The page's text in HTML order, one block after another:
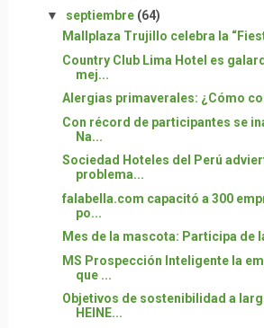
▼ septiembre (64)
Mallplaza Trujillo celebra la
Country Club Lima Hotel es
mej...
Alergias primaverales: ¿Cómo
Con récord de participantes se
Na...
Sociedad Hoteles del Perú
problema...
falabella.com capacitó a 300
po...
Mes de la mascota: Participa de
MS Prospección Inteligente la
que ...
Objetivos de sostenibilidad a
HEINE...